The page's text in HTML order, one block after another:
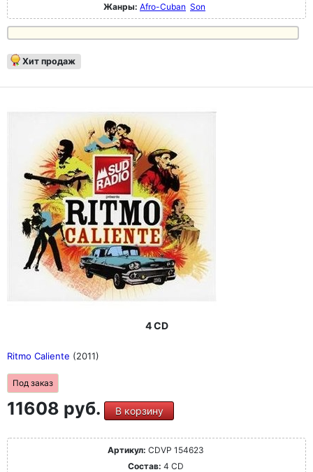
Жанры: Afro-Cuban Son
Хит продаж
4 CD
Ritmo Caliente (2011)
Под заказ
11608 руб. В корзину
Артикул: CDVP 154623
Состав: 4 CD